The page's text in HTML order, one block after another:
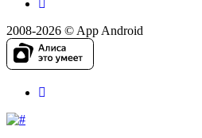
2008-2026 © App Android